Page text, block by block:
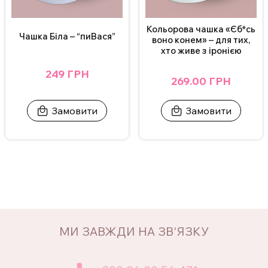
Чашка Біла – “пиВася”
249 ГРН
Замовити
Кольорова чашка «Єб*сь
воно конем» – для тих,
хто живе з іронією
269.00 ГРН
Замовити
МИ ЗАВЖДИ НА ЗВ'ЯЗКУ